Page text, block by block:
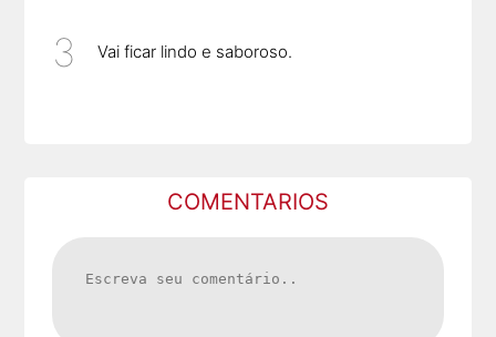
Vai ficar lindo e saboroso.
COMENTARIOS